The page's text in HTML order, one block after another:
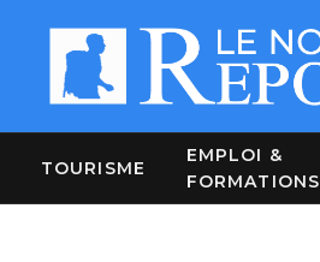
TOURISME
EMPLOI &
FORMATIONS